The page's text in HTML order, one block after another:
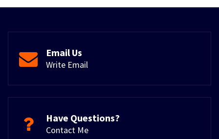
Email Us
Write Email
Have Questions?
Contact Me